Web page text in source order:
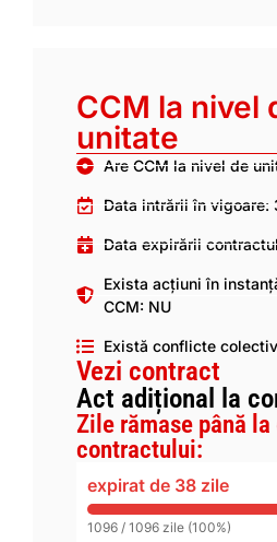
CCM la nivel
unitate
Are CCM la nivel de
Data intrării în
Data expirării
Exista acțiuni în
CCM: NU
Există conflicte
Vezi contract
Act adițional la
Zile rămase până la
contractului:
expirat de 38 zile
1096 / 1096 zile (100%)